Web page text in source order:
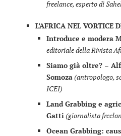
freelance, esperto di
L’AFRICA NEL VORTICE
Introduce e modera
editoriale della Rivista
Siamo già oltre? –
Somoza(antropologo,
ICEI)
Land Grabbing e
Gatti(giornalista
Ocean Grabbing: